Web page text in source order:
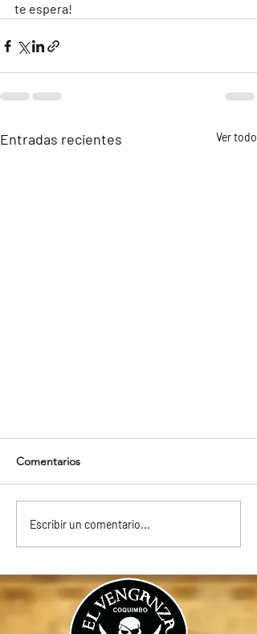
te espera!
Entradas recientes Ver todo
the post title 1
has soñado con ser parte...
Comentarios
Escribir un comentario...